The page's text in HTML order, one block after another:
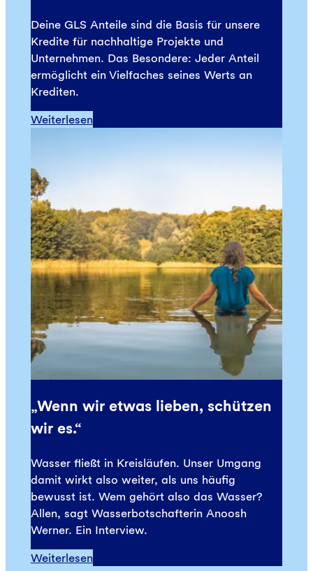
Deine GLS Anteile sind die Basis für unsere
Kredite für nachhaltige Projekte und
Unternehmen. Das Besondere: Jeder Anteil
ermöglicht ein Vielfaches seines Werts an
Krediten.
Weiterlesen
„Wenn wir etwas lieben, schützen
wir es.“
Wasser fließt in Kreisläufen. Unser Umgang
damit wirkt also weiter, als uns häufig
bewusst ist. Wem gehört also das Wasser?
Allen, sagt Wasserbotschafterin Anoosh
Werner. Ein Interview.
Weiterlesen